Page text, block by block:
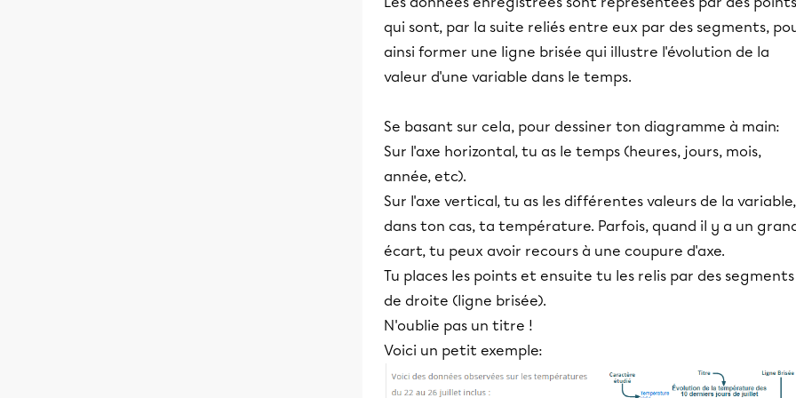
qui sont, par la suite reliés entre eux par des segments,
ainsi former une ligne brisée qui illustre l'évolution de la
valeur d'une variable dans le temps.
Se basant sur cela, pour dessiner ton diagramme à main:
Sur l'axe horizontal, tu as le temps (heures, jours, mois,
année, etc).
Sur l'axe vertical, tu as les différentes valeurs de la variable,
dans ton cas, ta température. Parfois, quand il y a un
écart, tu peux avoir recours à une coupure d'axe.
Tu places les points et ensuite tu les relis par des segments
de droite (ligne brisée).
N'oublie pas un titre !
Voici un petit exemple: